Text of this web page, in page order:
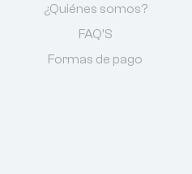
¿Quiénes somos?
FAQ'S
Formas de pago